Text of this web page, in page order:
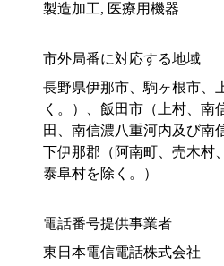
製造加工, 医療用機器
市外局番に対応する地域
長野県伊那市、駒ヶ根市、
く。）、飯田市（上村、南
田、南信濃八重河内及び南
下伊那郡（阿南町、売木村
泰阜村を除く。）
電話番号提供事業者
東日本電信電話株式会社